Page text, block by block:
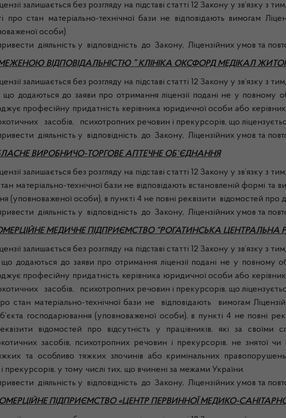
залишається без розгляду на підставі статті 12 Закону у зв’язку з
матеріально-технічної бази не відповідають вимогам
особи).
діяльність у відповідність до Закону, Ліцензійних умов та
ВІДПОВІДАЛЬНІСТЮ ” КЛІНІКА ОКСФОРД МЕДІКАЛ
залишається без розгляду на підставі статті 12 Закону у зв’язку з
до заяви про отримання ліцензії подані не у повному
професійну придатність керівника юридичної особи або
засобів, психотропних речовин і прекурсорів, що
діяльність у відповідність до Закону, Ліцензійних умов та
ВИРОБНИЧО-ТОРГОВЕ АПТЕЧНЕ ОБ`ЄДНАННЯ
залишається без розгляду на підставі статті 12 Закону у зв’язку з
технічної бази не відповідають встановленій формі та
(уповноваженої особи), в пункті 4 не повні реквізити відомостей про
діяльність у відповідність до Закону, Ліцензійних умов та
МЕДИЧНЕ ПІДПРИЄМСТВО “РОГАТИНСЬКА ЦЕНТРАЛЬНА
залишається без розгляду на підставі статті 12 Закону у зв’язку з
до заяви про отримання ліцензії подані не у повному
професійну придатність керівника юридичної особи або
засобів, психотропних речовин і прекурсорів, що
матеріально-технічної бази не відповідають вимогам
господарювання (уповноваженої особи), в пункті 4 не повні
відомостей про відсутність у працівників, які за
засобів, психотропних речовин і прекурсорів, не знятої
та особливо тяжких злочинів або кримінальних
прекурсорів, у тому числі тих, що вчинені за межами України.
діяльність у відповідність до Закону, Ліцензійних умов та
ПІДПРИЄМСТВО «ЦЕНТР ПЕРВИННОЇ МЕДИКО-